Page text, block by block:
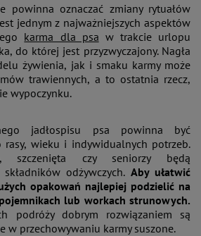
powinna oznaczać zmiany rytuałów
jednym z najważniejszych aspektów
karma dla psa w trakcie urlopu
do której jest przyzwyczajony. Nagła
żywienia, jak i smaku karmy może
trawiennych, a to ostatnia rzecz,
wypoczynku.
jadłospisu psa powinna być
wieku i indywidualnych potrzeb.
szczenięta czy seniorzy będą
odżywczych. Aby ułatwić
opakowań najlepiej podzielić na
lub workach strunowych.
podróży dobrym rozwiązaniem są
w przechowywaniu karmy suszone.